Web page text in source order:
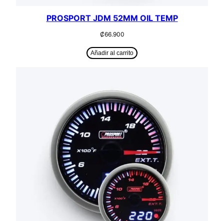
PROSPORT JDM 52MM OIL TEMP
₡66.900
Añadir al carrito